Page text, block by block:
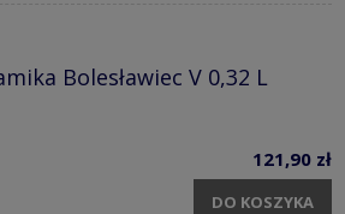
Bolesławiec V 0,32 L
121,90 zł
DO KOSZYKA